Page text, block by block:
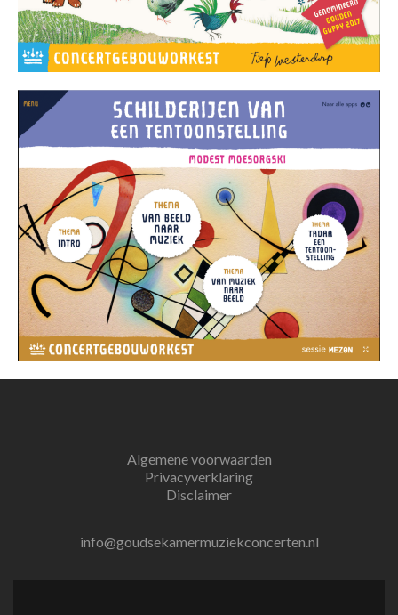
Algemene voorwaarden
Privacyverklaring
Disclaimer
info@goudsekamermuziekconcerten.nl